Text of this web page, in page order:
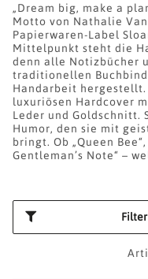
„Dream big, make a
Motto von Nathalie
Papierwaren-Label
Mittelpunkt steht die
denn alle Notizbücher
traditionellen
Handarbeit hergestellt.
luxuriösen Hardcover
Leder und Goldschnitt.
Humor, den sie mit
bringt. Ob „Queen
Gentleman’s Note“ –